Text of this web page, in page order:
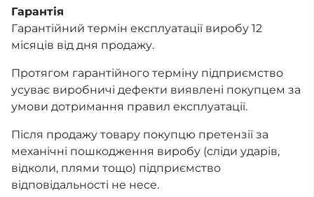
Гарантія
Гарантійний термін експлуатації виробу 12
місяців від дня продажу.
Протягом гарантійного терміну підприємство
усуває виробничі дефекти виявлені покупцем за
умови дотримання правил експлуатації.
Після продажу товару покупцю претензії за
механічні пошкодження виробу (сліди ударів,
відколи, плями тощо) підприємство
відповідальності не несе.